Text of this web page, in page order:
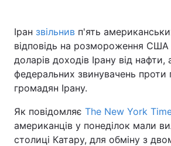
Іран звільнив п'ять
відповідь на розмороження США
доларів доходів Ірану від
федеральних звинувачень проти
громадян Ірану.
Як повідомляє The New York
американців у понеділок мали
столиці Катару, для обміну з